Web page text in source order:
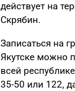
действует на
Скрябин.
Записаться на
Якутске можно
всей
35-50 или 122,